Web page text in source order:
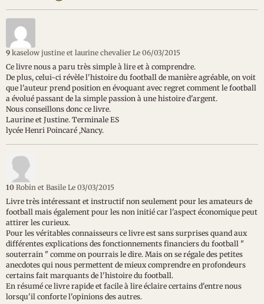
9 kaselow justine et laurine chevalier Le 06/03/2015
Ce livre nous a paru très simple à lire et à comprendre.
De plus, celui-ci révèle l'histoire du football de manière agréable, on voit
que l'auteur prend position en évoquant avec regret comment le football
a évolué passant de la simple passion à une histoire d'argent.
Nous conseillons donc ce livre.
Laurine et Justine. Terminale ES
lycée Henri Poincaré ,Nancy.
10 Robin et Basile Le 03/03/2015
Livre très intéressant et instructif non seulement pour les amateurs de
football mais également pour les non initié car l'aspect économique peut
attirer les curieux.
Pour les véritables connaisseurs ce livre est sans surprises quand aux
différentes explications des fonctionnements financiers du football "
souterrain " comme on pourrais le dire. Mais on se régale des petites
anecdotes qui nous permettent de mieux comprendre en profondeurs
certains fait marquants de l'histoire du football.
En résumé ce livre rapide et facile à lire éclaire certains d'entre nous
lorsqu'il conforte l'opinions des autres.